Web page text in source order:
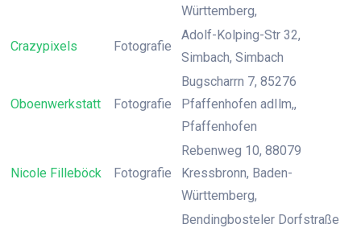
Württemberg,
Crazypixels Fotografie
Adolf-Kolping-Str 32,
Simbach, Simbach
Oboenwerkstatt Fotografie
Bugscharrn 7, 85276
Pfaffenhofen adIlm,,
Pfaffenhofen
Nicole Filleböck Fotografie
Rebenweg 10, 88079
Kressbronn, Baden-
Württemberg,
Bendingbosteler Dorfstraße